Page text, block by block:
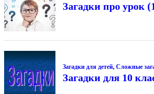
Загадки про урок
Загадки для детей, Сложные
Загадки для 10